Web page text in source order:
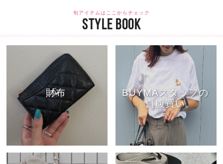
旬アイテムはここからチェック
STYLE BOOK
財布
BUYMAスタッフの
自腹買い